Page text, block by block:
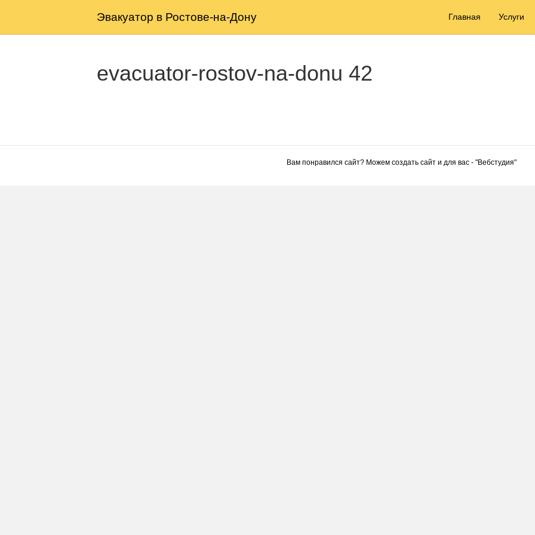
Эвакуатор в Ростове-на-Дону Главная Услуги
evacuator-rostov-na-donu 42
Вам понравился сайт? Можем создать сайт и для вас - "Вебстудия"